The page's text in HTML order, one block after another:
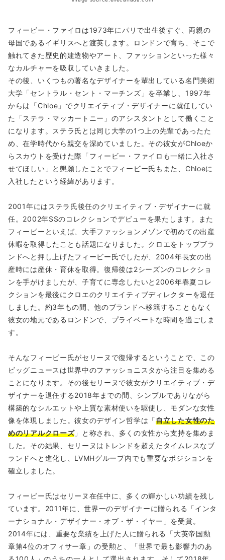
フィービー・ファイロは1973年にパリで出生後すぐ、両親の
母国であるイギリスへと渡英します。ロンドンで育ち、そこで
触れてきた歴史的建造物やアート、ファッションといった様々
なカルチャーを吸収していきました。
その後、いくつもの著名なデザイナーを輩出している名門美術
大学「セントラル・セント・マーチンズ」を卒業し、1997年
からは「Chloe」でクリエイティブ・デザイナーに就任してい
た「ステラ・マッカートニー」のアシスタントとして働くこと
になります。ステラ氏とは同じ大学の1つ上の先輩であったた
め、在学時代から親交を深めていました。その彼女がChloeか
らスカウトを受けた際「フィービー・ファイロも一緒に入社さ
せてほしい」と懇願したことでフィービー氏もまた、Chloeに
入社したという経緯があります。
2001年にはステラ氏後任のクリエイティブ・デザイナーに就
任。2002年SSのコレクションでデビューを果たします。また
フィービーといえば、大手ファッションメゾンで初めての出産
休暇を取得したことも話題になりました。クロエをトップブラ
ンドへと押し上げたフィービー氏でしたが、2004年長女の出
産時には産休・育休を取得。復帰後は2シーズンのコレクショ
ンを手がけましたが、子育てに専念したいと2006年春夏コレ
クションを最後にクロエのクリエイティブディレクターを退任
しました。約3年もの間、他のブランドへ移籍することもなく
彼女の地元であるロンドンで、プライベートな時間を過ごしま
す。
そんなフィービー氏がセリーヌで復帰するということで、この
ビッグニュースは世界中のファッショニスタから注目を集める
ことになります。その後セリーヌで彼女がクリエイティブ・デ
ザイナーを退任する2018年までの間、シンプルでありながら
構築的なシルエットや上質な素材使いを駆使し、モダンな女性
像を体現しました。彼女のデザイン哲学は「自立した女性のた
めのリアルクローズ」と称され、多くの女性から支持を集めま
した。その結果、セリーヌはトレンドを超えたタイムレスなブ
ランドへと進化し、LVMHグループ内でも重要なポジションを
確立しました。
フィービー氏はセリーヌ在任中に、多くの輝かしい功績を残し
ています。2011年に、世界一のデザイナーに贈られる「インタ
ーナショナル・デザイナー・オブ・ザ・イヤー」を受賞。
2014年には、重要な業績を上げた人に贈られる「大英帝国勲
章第4位のオフィサー章」の受勲と、「世界で最も影響力のあ